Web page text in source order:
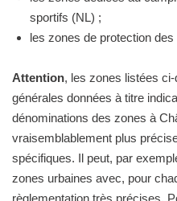
sportifs (NL) ;
les zones de protection
Attention, les zones listées
générales données à titre
dénominations des zones à
vraisemblablement plus
spécifiques. Il peut, par
zones urbaines avec, pour
règlementation très précises.